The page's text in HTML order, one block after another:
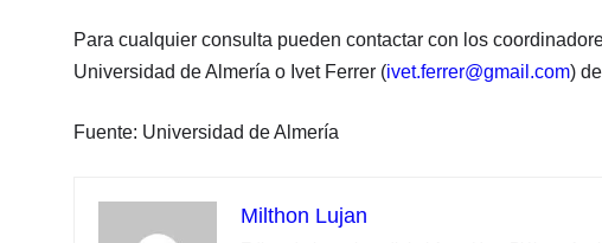
Para cualquier consulta pueden contactar con los
Universidad de Almería o Ivet Ferrer (ivet.ferrer@gmail.com)
Fuente: Universidad de Almería
Milthon Lujan